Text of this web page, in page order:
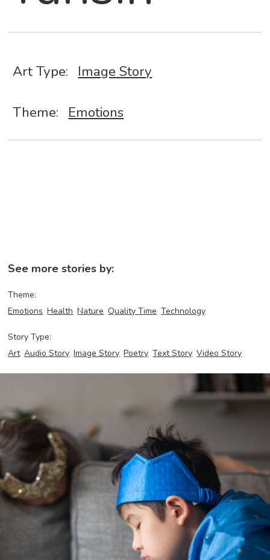
Art Type: Image Story
Theme: Emotions
See more stories by:
Theme:
Emotions Health Nature Quality Time Technology
Story Type:
Art Audio Story Image Story Poetry Text Story Video Story